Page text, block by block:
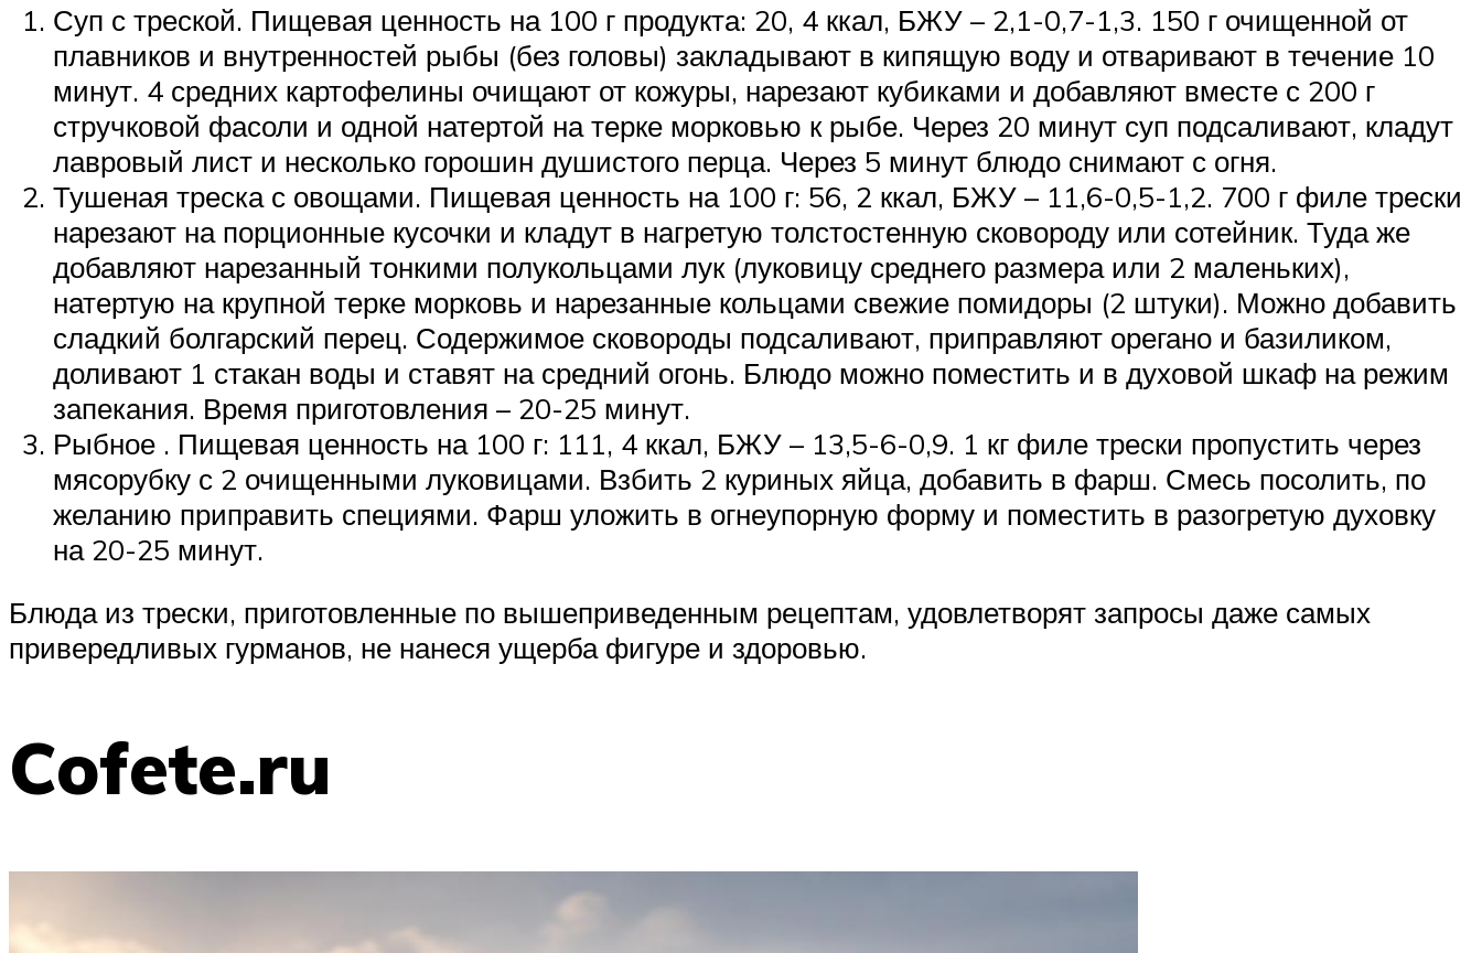
Суп с треской. Пищевая ценность на 100 г продукта: 20, 4 ккал, БЖУ – 2,1-0,7-1,3. 150 г очищенной от
плавников и внутренностей рыбы (без головы) закладывают в кипящую воду и отваривают в течение 10
минут. 4 средних картофелины очищают от кожуры, нарезают кубиками и добавляют вместе с 200 г
стручковой фасоли и одной натертой на терке морковью к рыбе. Через 20 минут суп подсаливают, кладут
лавровый лист и несколько горошин душистого перца. Через 5 минут блюдо снимают с огня.
Тушеная треска с овощами. Пищевая ценность на 100 г: 56, 2 ккал, БЖУ – 11,6-0,5-1,2. 700 г филе трески
нарезают на порционные кусочки и кладут в нагретую толстостенную сковороду или сотейник. Туда же
добавляют нарезанный тонкими полукольцами лук (луковицу среднего размера или 2 маленьких),
натертую на крупной терке морковь и нарезанные кольцами свежие помидоры (2 штуки). Можно добавить
сладкий болгарский перец. Содержимое сковороды подсаливают, приправляют орегано и базиликом,
доливают 1 стакан воды и ставят на средний огонь. Блюдо можно поместить и в духовой шкаф на режим
запекания. Время приготовления – 20-25 минут.
Рыбное . Пищевая ценность на 100 г: 111, 4 ккал, БЖУ – 13,5-6-0,9. 1 кг филе трески пропустить через
мясорубку с 2 очищенными луковицами. Взбить 2 куриных яйца, добавить в фарш. Смесь посолить, по
желанию приправить специями. Фарш уложить в огнеупорную форму и поместить в разогретую духовку
на 20-25 минут.
Блюда из трески, приготовленные по вышеприведенным рецептам, удовлетворят запросы даже самых
привередливых гурманов, не нанеся ущерба фигуре и здоровью.
Cofete.ru